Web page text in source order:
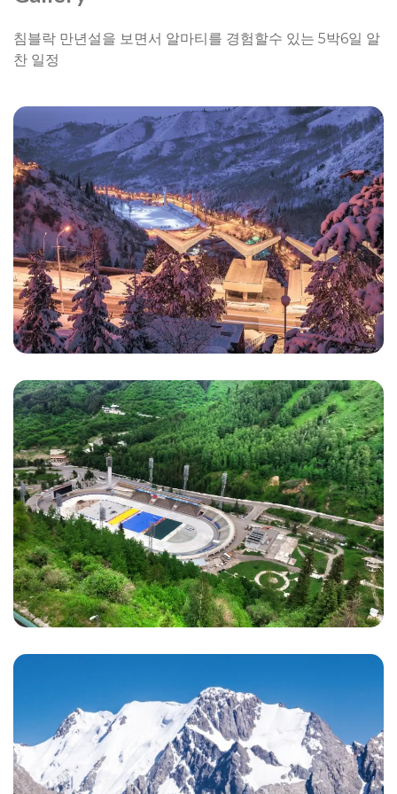
침블락 만년설을 보면서 알마티를 경험할수 있는 5박6일 알
찬 일정